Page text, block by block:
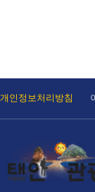
개인정보처리방침